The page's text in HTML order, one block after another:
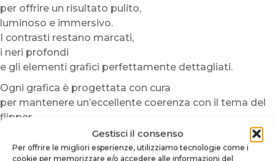
Gestisci il consenso
Per offrire le migliori esperienze, utilizziamo tecnologie come i
cookie per memorizzare e/o accedere alle informazioni del
per offrire un risultato pulito,
luminoso e immersivo.
I contrasti restano marcati,
i neri profondi
e gli elementi grafici perfettamente dettagliati.
Ogni grafica è progettata con cura
per mantenere un’eccellente coerenza con il tema del
flipper.
Il risultato dona una finitura più professionale
e migliora immediatamente l’aspetto generale